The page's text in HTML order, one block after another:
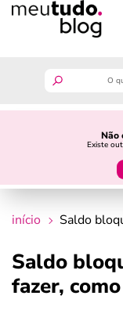
Não
Existe
guia do
crédito fácil
início Saldo
Saldo
fazer,